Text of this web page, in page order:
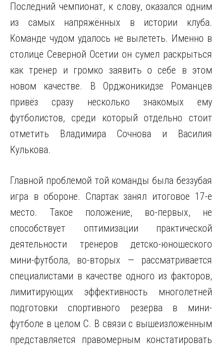
Последний чемпионат, к слову, оказался одним
из самых напряжённых в истории клуба.
Команде чудом удалось не вылететь. Именно в
столице Северной Осетии он сумел раскрыться
как тренер и громко заявить о себе в этом
новом качестве. В Орджоникидзе Романцев
привёз сразу несколько знакомых ему
футболистов, среди который отдельно стоит
отметить Владимира Сочнова и Василия
Кулькова.
Главной проблемой той команды была беззубая
игра в обороне. Спартак занял итоговое 17-е
место. Такое положение, во-первых, не
способствует оптимизации практической
деятельности тренеров детско-юношеского
мини-футбола, во-вторых — рассматривается
специалистами в качестве одного из факторов,
лимитирующих эффективность многолетней
подготовки спортивного резерва в мини-
футболе в целом С. В связи с вышеизложенным
представляется правомерным констатировать